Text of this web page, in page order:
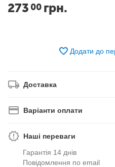
273 00 грн.
Додати до
Доставка
Варіанти оплати
Наші переваги
Гарантія 14 днів
Повідомлення по email